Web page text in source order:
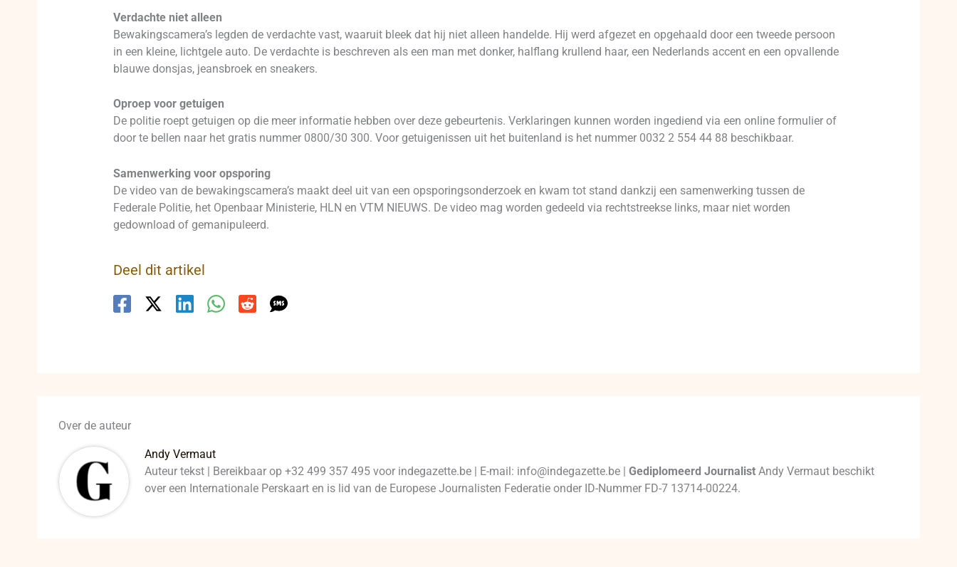
Verdachte niet alleen
Bewakingscamera’s legden de verdachte vast, waaruit bleek dat hij niet alleen handelde. Hij werd afgezet en opgehaald door een tweede persoon
in een kleine, lichtgele auto. De verdachte is beschreven als een man met donker, halflang krullend haar, een Nederlands accent en een opvallende
blauwe donsjas, jeansbroek en sneakers.
Oproep voor getuigen
De politie roept getuigen op die meer informatie hebben over deze gebeurtenis. Verklaringen kunnen worden ingediend via een online formulier of
door te bellen naar het gratis nummer 0800/30 300. Voor getuigenissen uit het buitenland is het nummer 0032 2 554 44 88 beschikbaar.
Samenwerking voor opsporing
De video van de bewakingscamera’s maakt deel uit van een opsporingsonderzoek en kwam tot stand dankzij een samenwerking tussen de
Federale Politie, het Openbaar Ministerie, HLN en VTM NIEUWS. De video mag worden gedeeld via rechtstreekse links, maar niet worden
gedownload of gemanipuleerd.
Deel dit artikel
Over de auteur
Andy Vermaut
Auteur tekst | Bereikbaar op +32 499 357 495 voor indegazette.be | E-mail: info@indegazette.be |Gediplomeerd Journalist Andy Vermaut beschikt
over een Internationale Perskaart en is lid van de Europese Journalisten Federatie onder ID-Nummer FD-7 13714-00224.